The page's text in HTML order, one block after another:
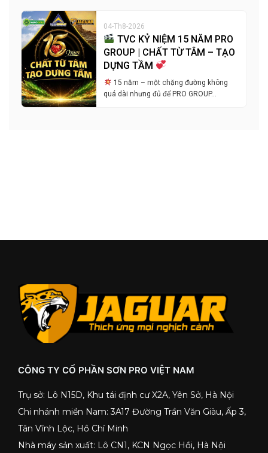
04-Th8-2026
TVC KỶ NIỆM 15 NĂM PRO
GROUP | CHẤT TỪ TÂM – TẠO
DỰNG TẦM
15 năm – một chặng đường không
quá dài nhưng đủ để PRO GROUP…
CÔNG TY CỔ PHẦN SƠN PRO VIỆT NAM
Trụ sở: Lô N15D, Khu tái định cư X2A, Yên Sở, Hà Nội
Chi nhánh miền Nam: 3A17 Đường Trần Văn Giàu, Ấp 3,
Tân Vĩnh Lộc, Hồ Chí Minh
Nhà máy sản xuất: Lô CN1, KCN Ngọc Hồi, Hà Nội